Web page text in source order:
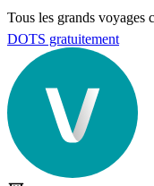
Tous les grands voyages
DOTS gratuitement